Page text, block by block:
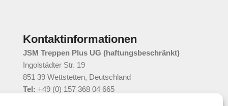
Kontaktinformationen
JSM Treppen Plus UG (haftungsbeschränkt)
Ingolstädter Str. 19
851 39 Wettstetten, Deutschland
Tel: +49 (0) 157 368 04 665